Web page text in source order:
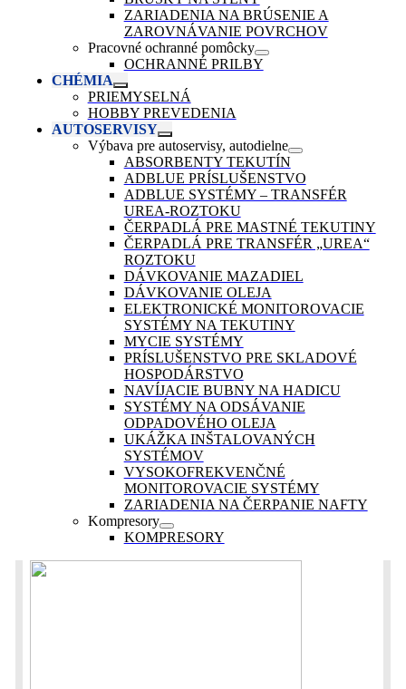
ZARIADENIA NA BRÚSENIE A
ZAROVNÁVANIE POVRCHOV
Pracovné ochranné pomôcky
OCHRANNÉ PRILBY
CHÉMIA
PRIEMYSELNÁ
HOBBY PREVEDENIA
AUTOSERVISY
Výbava pre autoservisy, autodielne
ABSORBENTY TEKUTÍN
ADBLUE PRÍSLUŠENSTVO
ADBLUE SYSTÉMY – TRANSFÉR
UREA-ROZTOKU
ČERPADLÁ PRE MASTNÉ TEKUTINY
ČERPADLÁ PRE TRANSFÉR „UREA“
ROZTOKU
DÁVKOVANIE MAZADIEL
DÁVKOVANIE OLEJA
ELEKTRONICKÉ MONITOROVACIE
SYSTÉMY NA TEKUTINY
MYCIE SYSTÉMY
PRÍSLUŠENSTVO PRE SKLADOVÉ
HOSPODÁRSTVO
NAVÍJACIE BUBNY NA HADICU
SYSTÉMY NA ODSÁVANIE
ODPADOVÉHO OLEJA
UKÁŽKA INŠTALOVANÝCH
SYSTÉMOV
VYSOKOFREKVENČNÉ
MONITOROVACIE SYSTÉMY
ZARIADENIA NA ČERPANIE NAFTY
Kompresory
KOMPRESORY